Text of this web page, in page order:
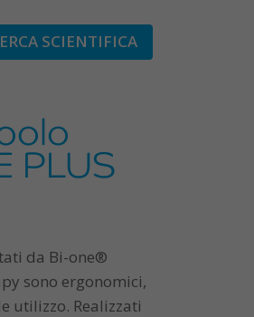
SCIENTIFICA
PLUS
da Bi-one®
sono ergonomici,
utilizzo. Realizzati